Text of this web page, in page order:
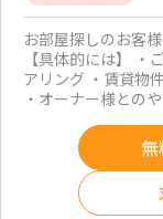
お部屋探しのお客
【具体的には】 ・
アリング ・賃貸物
・オーナー様との